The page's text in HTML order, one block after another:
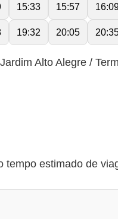
15:33 15:57
19:32 20:05
Alto Alegre /
tempo estimado de